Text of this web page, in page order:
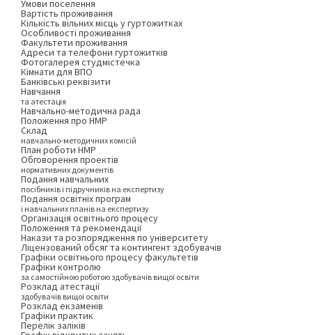
Умови поселення
Вартість проживання
Кількість вільних місць у гуртожитках
Особливості проживання
Факультети проживання
Адреси та телефони гуртожитків
Фотогалерея студмістечка
Кімнати для ВПО
Банківські реквізити
Навчання
та атестація
Навчально-методична рада
Положення про НМР
Склад
навчально-методичних комісій
План роботи НМР
Обговорення проектів
нормативних документів
Подання навчальних
посібників і підручників на експертизу
Подання освітніх програм
і навчальних планів на експертизу
Організація освітнього процесу
Положення та рекомендації
Накази та розпорядження по університету
Ліцензований обсяг та контингент здобувачів
Графіки освітнього процесу факультетів
Графіки контролю
за самостійною роботою здобувачів вищої освіти
Розклад атестації
здобувачів вищої освіти
Розклад екзаменів
Графіки практик
Перелік заліків